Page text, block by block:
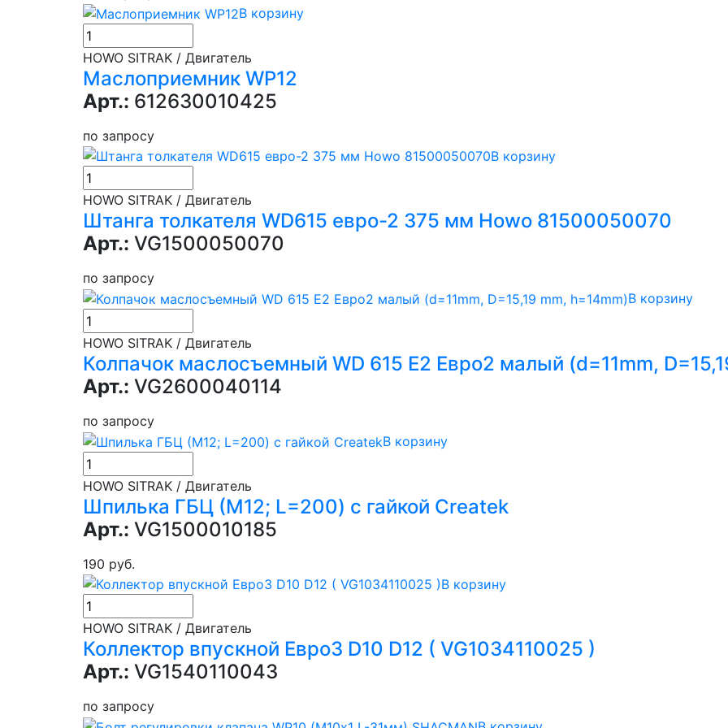
В корзину
HOWO SITRAK / Двигатель
Маслоприемник WP12
Арт.: 612630010425
по запросу
В корзину
HOWO SITRAK / Двигатель
Штанга толкателя WD615 евро-2 375 мм Howo 81500050070
Арт.: VG1500050070
по запросу
В корзину
HOWO SITRAK / Двигатель
Колпачок маслосъемный WD 615 Е2 Евро2 малый (d=11mm,
Арт.: VG2600040114
по запросу
В корзину
HOWO SITRAK / Двигатель
Шпилька ГБЦ (М12; L=200) с гайкой Createk
Арт.: VG1500010185
190 руб.
В корзину
HOWO SITRAK / Двигатель
Коллектор впускной Евро3 D10 D12 ( VG1034110025 )
Арт.: VG1540110043
по запросу